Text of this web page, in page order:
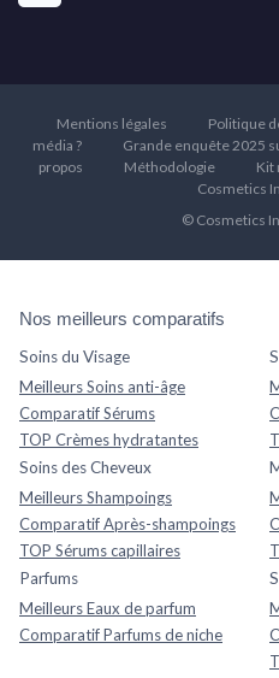
Mentions légales Politique
média ?
Grande enquête 2025
propos
Méthodologie Kit
Cosmetics
© Cosmetics
Nos meilleurs comparatifs
Soins du Visage
Meilleurs Soins anti-âge
Comparatif Sérums
TOP Crèmes hydratantes
Soins des Cheveux
Meilleurs Shampoings
Comparatif Après-shampoings
TOP Sérums capillaires
Parfums
Meilleurs Eaux de parfum
Comparatif Parfums de niche